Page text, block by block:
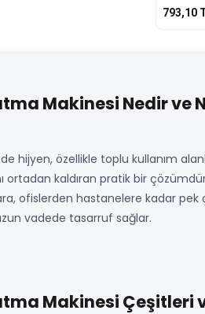
793,10
Makinesi Nedir ve
hijyen, özellikle toplu kullanım
ortadan kaldıran pratik bir
ofislerden hastanelere kadar
vadede tasarruf sağlar.
Makinesi Çeşitleri